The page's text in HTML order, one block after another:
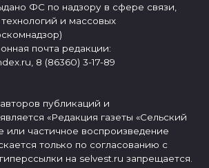
ФС по надзору в сфере связи,
и массовых
почта редакции:
8 (86360) 3-17-89
публикаций и
«Редакция газеты «Сельский
или частичное воспроизведение
только по согласованию с
на selvest.ru запрещается.